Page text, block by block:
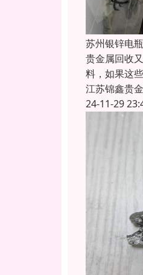
苏州银锌电
贵金属回收
料，如果这
江苏锦鑫贵
24-11-29